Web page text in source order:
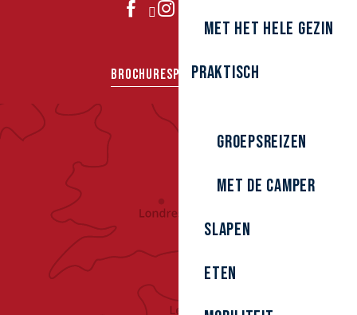
Met het hele gezin
Praktisch
Groepsreizen
Met de camper
Slapen
Eten
BROCHURESPERSGROEPEN